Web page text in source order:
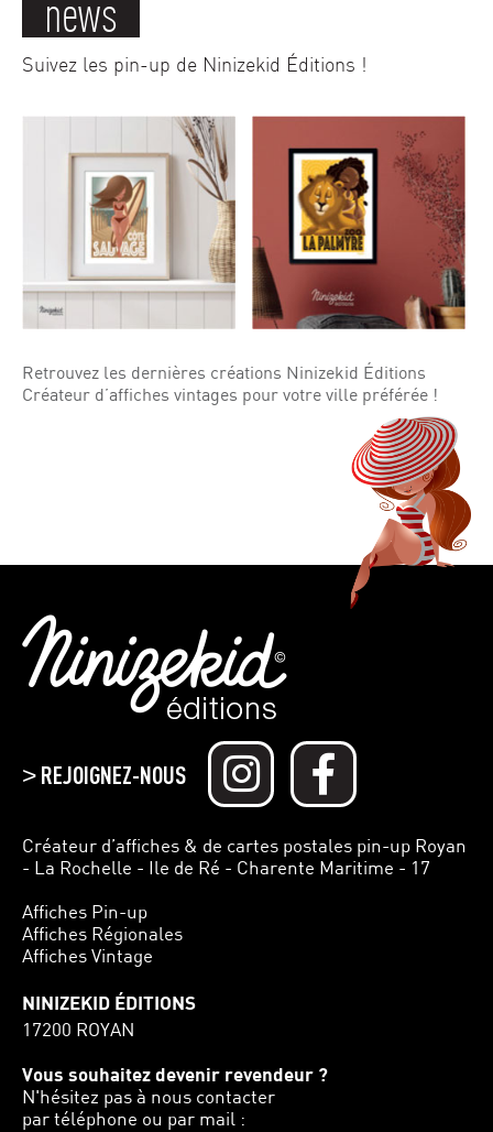
news
Suivez les pin-up de Ninizekid Éditions !
Retrouvez les dernières créations Ninizekid Éditions
Créateur d’affiches vintages pour votre ville préférée !
>REJOIGNEZ-NOUS
Créateur d’affiches & de cartes postales pin-up Royan
- La Rochelle - Ile de Ré - Charente Maritime - 17
Affiches Pin-up
Affiches Régionales
Affiches Vintage
NINIZEKID ÉDITIONS
17200 ROYAN
Vous souhaitez devenir revendeur ?
N'hésitez pas à nous contacter
par téléphone ou par mail :